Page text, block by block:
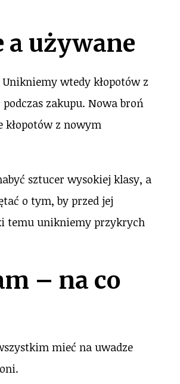
używane
wtedy kłopotów z
zakupu. Nowa broń
kłopotów z nowym
sztucer wysokiej klasy, a
o tym, by przed jej
temu unikniemy przykrych
– na co
mieć na uwadze